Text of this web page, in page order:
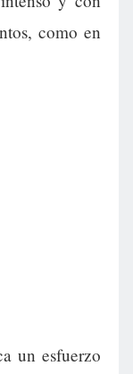
como en
un esfuerzo